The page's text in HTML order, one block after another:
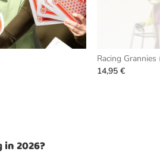
Racing Grannies
14,95 €
2026?